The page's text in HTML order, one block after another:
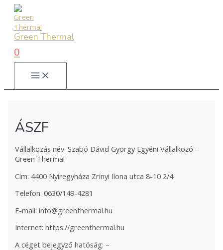
Skip
content
Green Thermal
0
MAIN
MENU
ÁSZF
Vállalkozás név: Szabó Dávid György Egyéni Vállalkozó –
Green Thermal
Cím: 4400 Nyíregyháza Zrínyi Ilona utca 8-10 2/4
Telefon: 0630/149-4281
E-mail: info@greenthermal.hu
Internet: https://greenthermal.hu
A céget bejegyző hatóság: –